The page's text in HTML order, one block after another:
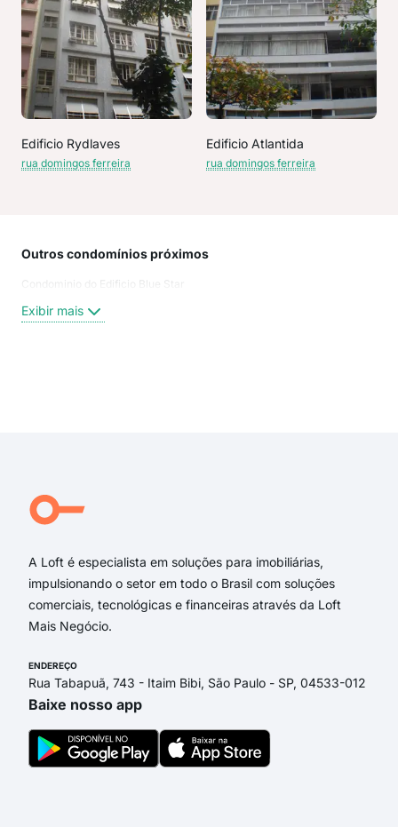
Edificio Rydlaves
rua domingos ferreira
Edificio Atlantida
rua domingos ferreira
Outros condomínios próximos
Condominio do Edificio Blue Star
Exibir mais
A Loft é especialista em soluções para imobiliárias,
impulsionando o setor em todo o Brasil com soluções
comerciais, tecnológicas e financeiras através da Loft
Mais Negócio.
ENDEREÇO
Rua Tabapuã, 743 - Itaim Bibi, São Paulo - SP, 04533-012
Baixe nosso app